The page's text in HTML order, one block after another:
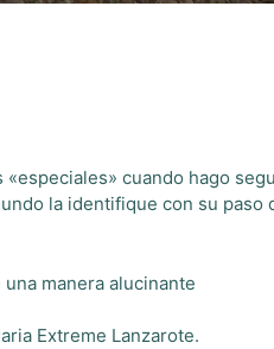
cuando hago
la identifique con su paso
manera alucinante
Extreme Lanzarote.